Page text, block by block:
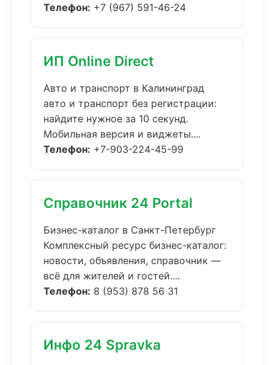
Телефон: +7 (967) 591-46-24
ИП Online Direct
Авто и транспорт в Калининград
авто и транспорт без регистрации:
найдите нужное за 10 секунд.
Мобильная версия и виджеты....
Телефон: +7-903-224-45-99
Справочник 24 Portal
Бизнес-каталог в Санкт-Петербург
Комплексный ресурс бизнес-каталог:
новости, объявления, справочник —
всё для жителей и гостей....
Телефон: 8 (953) 878 56 31
Инфо 24 Spravka